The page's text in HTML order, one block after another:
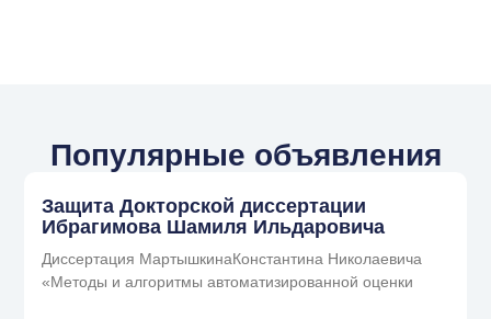
Популярные объявления
Защита Докторской диссертации
Ибрагимова Шамиля Ильдаровича
Диссертация МартышкинаКонстантина Николаевича
«Методы и алгоритмы автоматизированной оценки